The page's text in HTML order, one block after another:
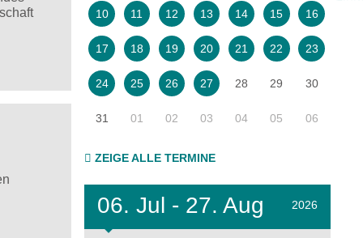
10 11 12 13 14 15 16
17 18 19 20 21 22 23
24 25 26 27 28 29 30
31 01 02 03 04 05 06
ZEIGE ALLE TERMINE
06. Jul - 27. Aug 2026